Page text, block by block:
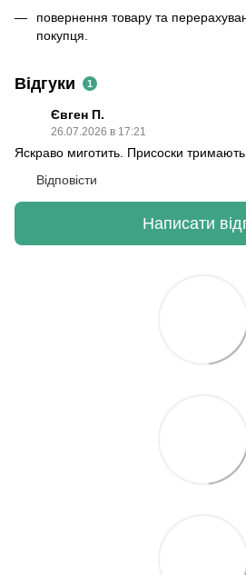
повернення товару та
покупця.
Відгуки 1
Євген П.
26.07.2026 в 17:21
Яскраво миготить. Присоски
Відповісти
Написати